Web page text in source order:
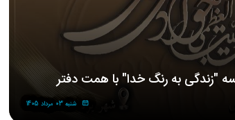
"زندگی به رنگ خدا" با همت دفتر
شنبه 03 مرداد 1405